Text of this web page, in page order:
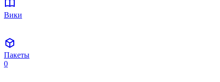
Вики
Пакеты
0